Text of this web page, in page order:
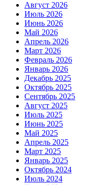
Август 2026
Июль 2026
Июнь 2026
Май 2026
Апрель 2026
Март 2026
Февраль 2026
Январь 2026
Декабрь 2025
Октябрь 2025
Сентябрь 2025
Август 2025
Июль 2025
Июнь 2025
Май 2025
Апрель 2025
Март 2025
Январь 2025
Октябрь 2024
Июль 2024